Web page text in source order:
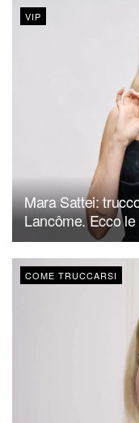
VIP
Mara Sattei:
Lancôme. Ecco
COME TRUCCARSI